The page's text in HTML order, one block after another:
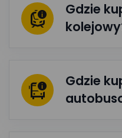
Gdzie
Gdzie